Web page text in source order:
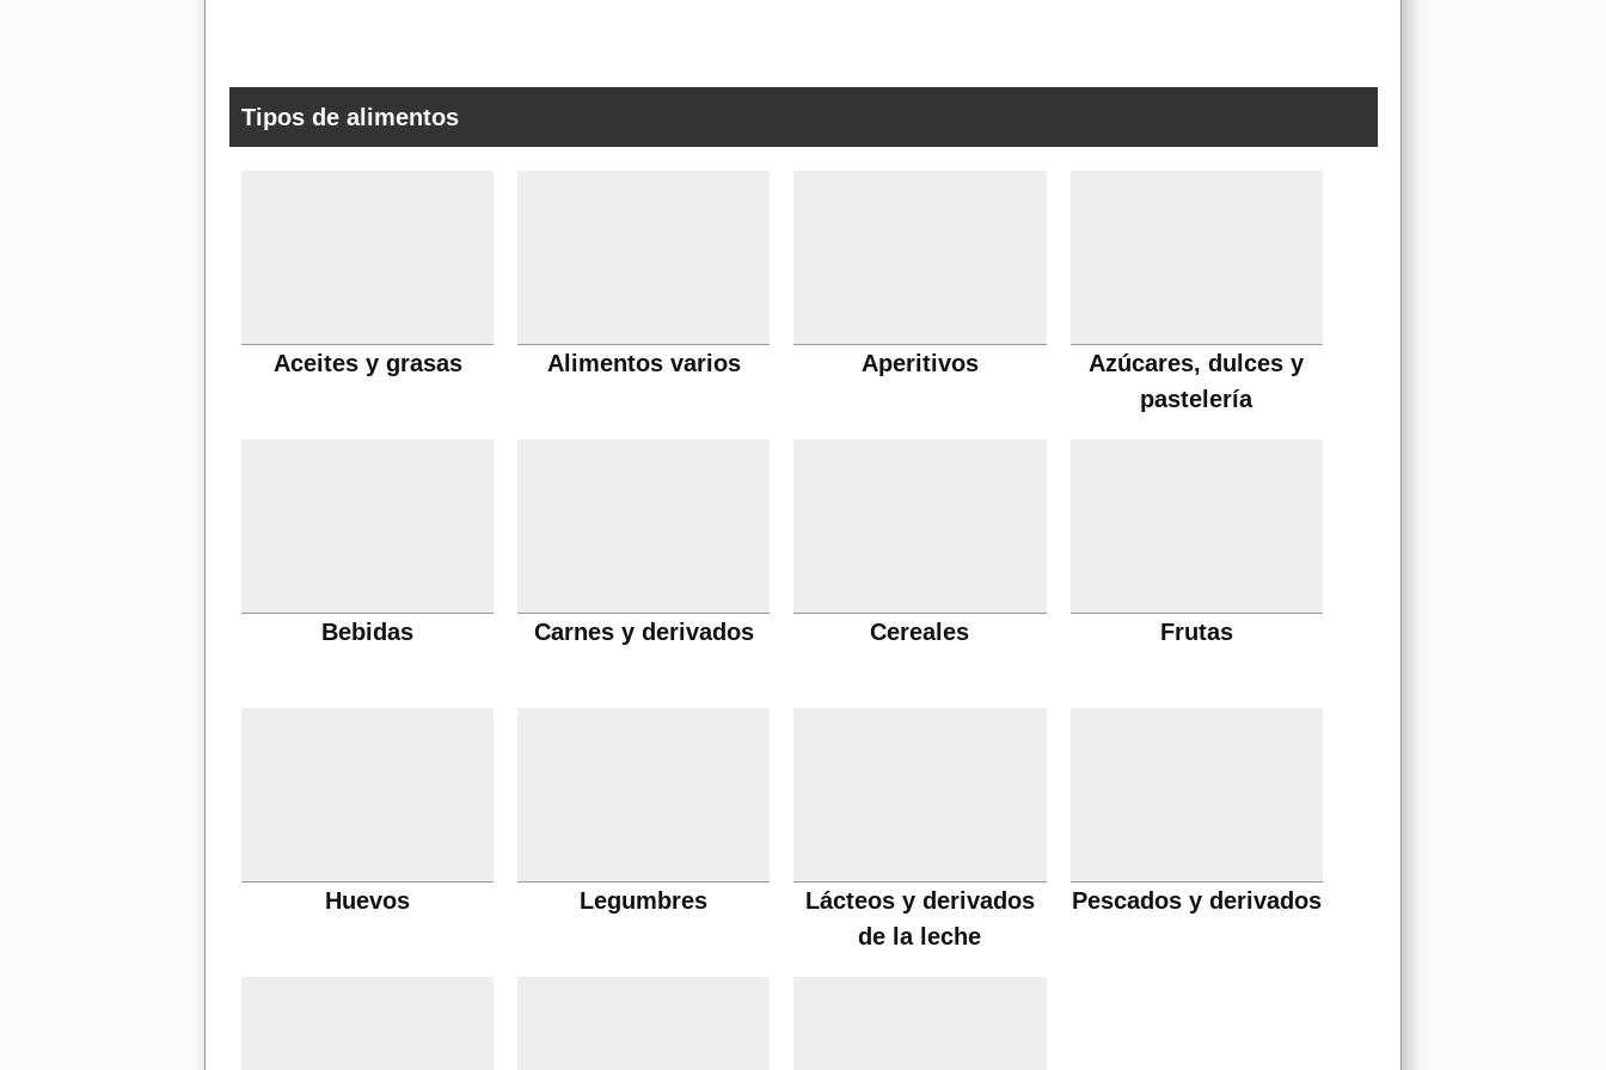
Tipos de alimentos
Aceites y grasas Alimentos varios Aperitivos
Azúcares, dulces y
pastelería
Bebidas Carnes y derivados Cereales Frutas
Huevos Legumbres
Lácteos y derivados
de la leche
Pescados y derivados